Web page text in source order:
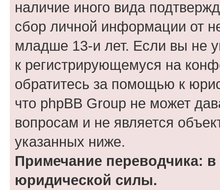
наличие иного вида
сбор личной информации от
младше 13-и лет. Если вы не
к регистрирующемуся на
обратитесь за помощью к
что phpBB Group не может
вопросам и не является
указанных ниже.
Примечание переводчика:
юридической силы.